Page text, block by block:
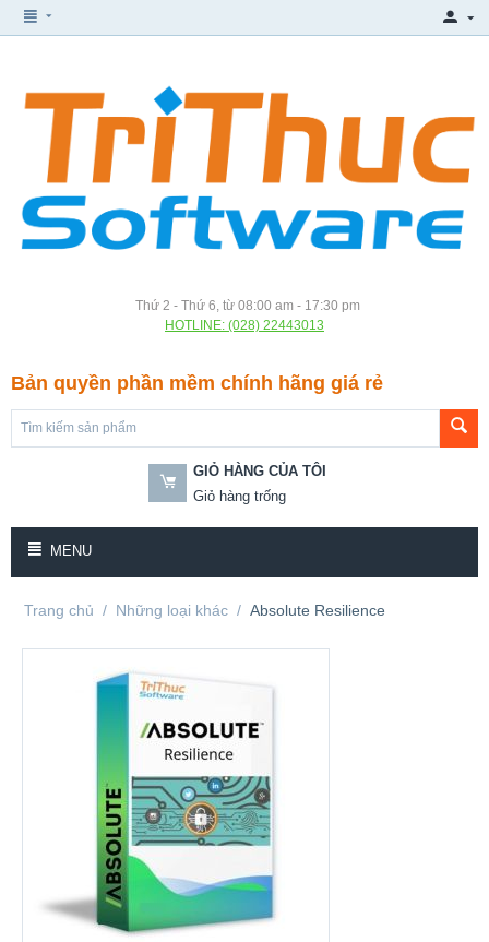
Thứ 2 - Thứ 6, từ 08:00 am - 17:30 pm
HOTLINE: (028) 22443013
Bản quyền phần mềm chính hãng giá rẻ
GIỎ HÀNG CỦA TÔI
Giỏ hàng trống
MENU
Trang chủ / Những loại khác / Absolute Resilience